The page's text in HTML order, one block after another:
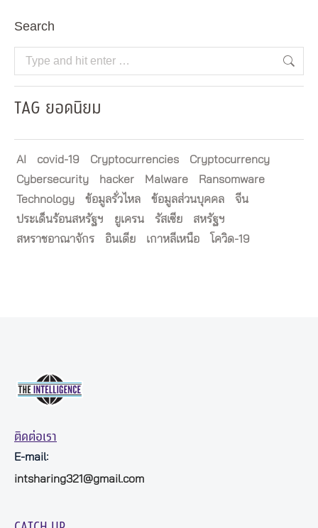
Search
Search:
TAG ยอดนิยม
AI covid-19 Cryptocurrencies
Cryptocurrency
Cybersecurity
hacker Malware
Ransomware
Technology
ข้อมูลรั่วไหล ข้อมูลส่วนบุคคล
จีน
ประเด็นร้อนสหรัฐฯ
ยูเครน รัสเซีย
สหรัฐฯ
สหราชอาณาจักร
อินเดีย เกาหลีเหนือ โควิด-19
ติดต่อเรา
E-mail:
intsharing321@gmail.com